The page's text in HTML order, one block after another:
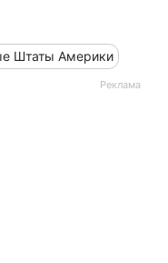
Штаты Америки